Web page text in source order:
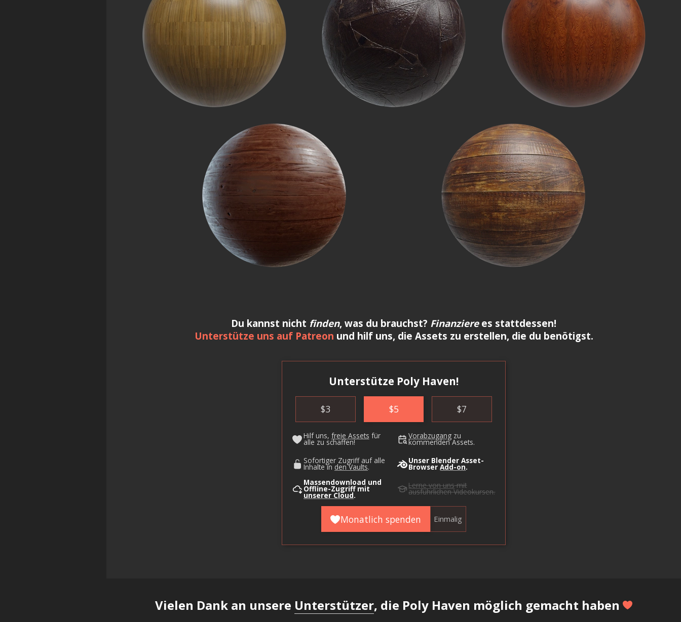
Du kannst nicht finden, was du brauchst? Finanzierees stattdessen!
Unterstütze uns auf Patreon und hilf uns, die Assets zu erstellen, die du benötigst.
Unterstütze Poly Haven!
$3 $5 $7
Hilf uns, freie Assets für
alle zu schaffen!
Vorabzugang zu
kommenden Assets.
Sofortiger Zugriff auf alle
Inhalte in den Vaults.
Unser Blender Asset-
BrowserAdd-on.
Massendownload und
Offline-Zugriff mit
unserer Cloud.
Lerne von unsmit
ausführlichen Videokursen.
Monatlich spenden Einmalig
Vielen Dank an unsere Unterstützer, die Poly Haven möglich gemacht haben